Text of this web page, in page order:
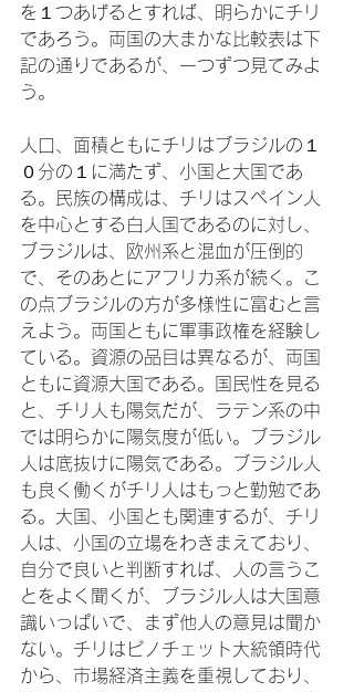
を１つあげるとすれば、明らかにチリ
であろう。両国の大まかな比較表は下
記の通りであるが、一つずつ見てみよ
う。
人口、面積ともにチリはブラジルの１
０分の１に満たず、小国と大国であ
る。民族の構成は、チリはスペイン人
を中心とする白人国であるのに対し、
ブラジルは、欧州系と混血が圧倒的
で、そのあとにアフリカ系が続く。こ
の点ブラジルの方が多様性に富むと言
えよう。両国ともに軍事政権を経験し
ている。資源の品目は異なるが、両国
ともに資源大国である。国民性を見る
と、チリ人も陽気だが、ラテン系の中
では明らかに陽気度が低い。ブラジル
人は底抜けに陽気である。ブラジル人
も良く働くがチリ人はもっと勤勉であ
る。大国、小国とも関連するが、チリ
人は、小国の立場をわきまえており、
自分で良いと判断すれば、人の言うこ
とをよく聞くが、ブラジル人は大国意
識いっぱいで、まず他人の意見は聞か
ない。チリはピノチェット大統領時代
から、市場経済主義を重視しており、